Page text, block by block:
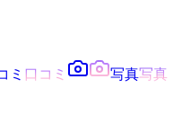
ミ 口コミ 写真写真